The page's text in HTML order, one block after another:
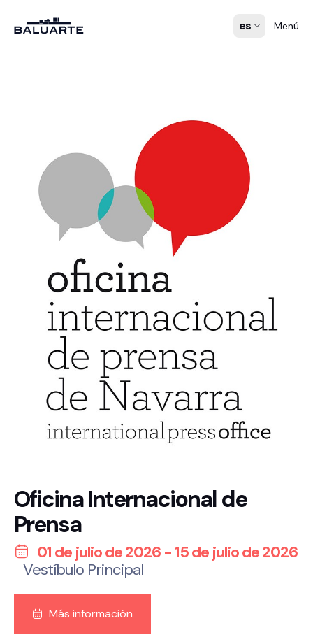
es Menú
Oficina Internacional de
Prensa
01 de julio de 2026 - 15 de julio de 2026
Vestíbulo Principal
Más información